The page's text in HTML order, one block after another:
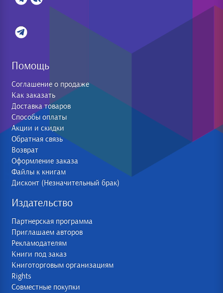
Помощь
Соглашение о продаже
Как заказать
Доставка товаров
Способы оплаты
Акции и скидки
Обратная связь
Возврат
Оформление заказа
Файлы к книгам
Дисконт (Незначительный брак)
Издательство
Партнерская программа
Приглашаем авторов
Рекламодателям
Книги под заказ
Книготорговым организациям
Rights
Совместные покупки